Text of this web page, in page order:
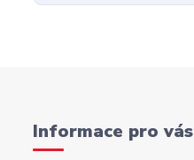
Informace pro vás